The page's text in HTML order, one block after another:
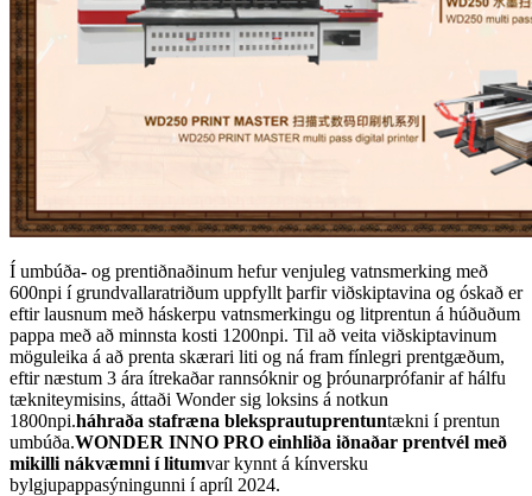
Í umbúða- og prentiðnaðinum hefur venjuleg vatnsmerking með
600npi í grundvallaratriðum uppfyllt þarfir viðskiptavina og óskað er
eftir lausnum með háskerpu vatnsmerkingu og litprentun á húðuðum
pappa með að minnsta kosti 1200npi. Til að veita viðskiptavinum
möguleika á að prenta skærari liti og ná fram fínlegri prentgæðum,
eftir næstum 3 ára ítrekaðar rannsóknir og þróunarprófanir af hálfu
tækniteymisins, áttaði Wonder sig loksins á notkun
1800npi.háhraða stafræna bleksprautuprentuntækni í prentun
umbúða.WONDER INNO PRO einhliða iðnaðar prentvél með
mikilli nákvæmni í litumvar kynnt á kínversku
bylgjupappasýningunni í apríl 2024.